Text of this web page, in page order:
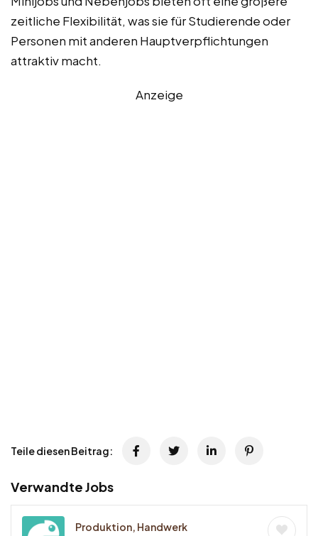
zeitliche Flexibilität, was sie für Studierende oder
Personen mit anderen Hauptverpflichtungen
attraktiv macht.
Anzeige
Teile diesen Beitrag:
Verwandte Jobs
Produktion, Handwerk